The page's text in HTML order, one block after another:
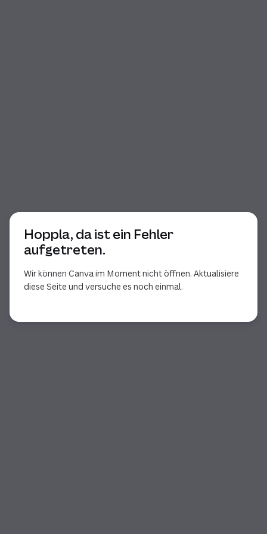
Hoppla, da ist ein Fehler
aufgetreten.
Wir können Canva im Moment nicht öffnen. Aktualisiere
diese Seite und versuche es noch einmal.